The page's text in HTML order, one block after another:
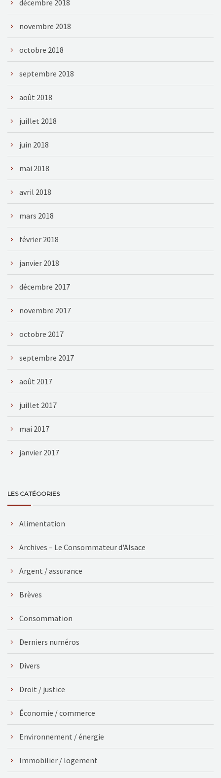
décembre 2018
novembre 2018
octobre 2018
septembre 2018
août 2018
juillet 2018
juin 2018
mai 2018
avril 2018
mars 2018
février 2018
janvier 2018
décembre 2017
novembre 2017
octobre 2017
septembre 2017
août 2017
juillet 2017
mai 2017
janvier 2017
LES CATÉGORIES
Alimentation
Archives – Le Consommateur d'Alsace
Argent / assurance
Brèves
Consommation
Derniers numéros
Divers
Droit / justice
Économie / commerce
Environnement / énergie
Immobilier / logement